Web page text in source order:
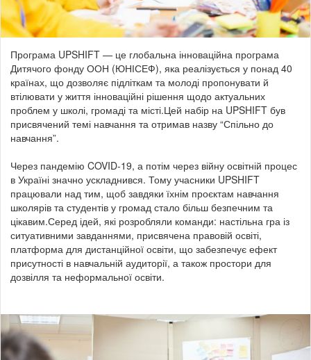
Програма UPSHIFT — це глобальна інноваційна програма
Дитячого фонду ООН (ЮНІСЕФ), яка реалізується у понад 40
країнах, що дозволяє підліткам та молоді пропонувати й
втілювати у життя інноваційні рішення щодо актуальних
проблем у школі, громаді та місті.Цей набір на UPSHIFT був
присвячений темі навчання та отримав назву “Спільно до
навчання”.
Через пандемію COVID-19, а потім через війну освітній процес
в Україні значно ускладнився. Тому учасники UPSHIFT
працювали над тим, щоб завдяки їхнім проєктам навчання
школярів та студентів у громад стало більш безпечним та
цікавим.Серед ідей, які розробляли команди: настільна гра із
ситуативними завданнями, присвячена правовій освіті,
платформа для дистанційної освіти, що забезпечує ефект
присутності в навчальній аудиторії, а також простори для
дозвілля та неформальної освіти.